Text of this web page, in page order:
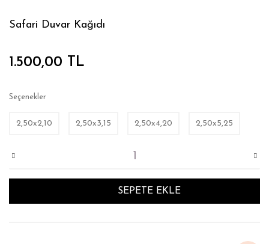
Safari Duvar Kağıdı
1.500,00 TL
Seçenekler
2,50x2,10 2,50x3,15 2,50x4,20 2,50x5,25
SEPETE EKLE